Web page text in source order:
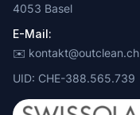
4053 Basel
E-Mail:
✉️ kontakt@outclean.ch
UID: CHE-388.565.739